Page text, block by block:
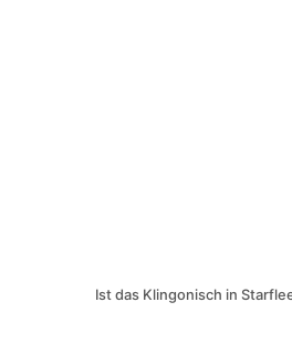
Ist das Klingonisch in